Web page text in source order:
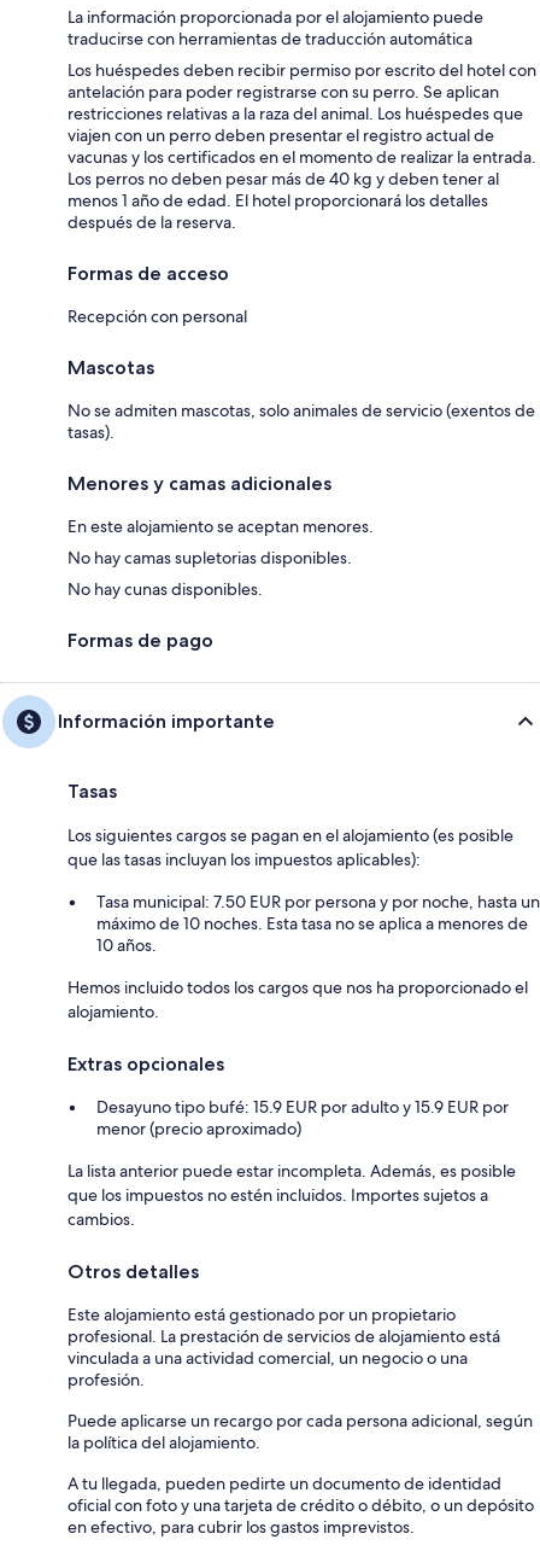
La información proporcionada por el alojamiento puede
traducirse con herramientas de traducción automática
Los huéspedes deben recibir permiso por escrito del hotel con
antelación para poder registrarse con su perro. Se aplican
restricciones relativas a la raza del animal. Los huéspedes que
viajen con un perro deben presentar el registro actual de
vacunas y los certificados en el momento de realizar la entrada.
Los perros no deben pesar más de 40 kg y deben tener al
menos 1 año de edad. El hotel proporcionará los detalles
después de la reserva.
Formas de acceso
Recepción con personal
Mascotas
No se admiten mascotas, solo animales de servicio (exentos de
tasas).
Menores y camas adicionales
En este alojamiento se aceptan menores.
No hay camas supletorias disponibles.
No hay cunas disponibles.
Formas de pago
Información importante
Tasas
Los siguientes cargos se pagan en el alojamiento (es posible
que las tasas incluyan los impuestos aplicables):
Tasa municipal: 7.50 EUR por persona y por noche, hasta un
máximo de 10 noches. Esta tasa no se aplica a menores de
10 años.
Hemos incluido todos los cargos que nos ha proporcionado el
alojamiento.
Extras opcionales
Desayuno tipo bufé: 15.9 EUR por adulto y 15.9 EUR por
menor (precio aproximado)
La lista anterior puede estar incompleta. Además, es posible
que los impuestos no estén incluidos. Importes sujetos a
cambios.
Otros detalles
Este alojamiento está gestionado por un propietario
profesional. La prestación de servicios de alojamiento está
vinculada a una actividad comercial, un negocio o una
profesión.
Puede aplicarse un recargo por cada persona adicional, según
la política del alojamiento.
A tu llegada, pueden pedirte un documento de identidad
oficial con foto y una tarjeta de crédito o débito, o un depósito
en efectivo, para cubrir los gastos imprevistos.